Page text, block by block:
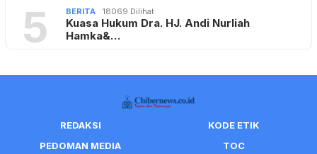
5 BERITA 18069 Dilihat
Kuasa Hukum Dra. HJ. Andi Nurliah
Hamka&…
REDAKSI
KODE ETIK
PEDOMAN MEDIA
TOC